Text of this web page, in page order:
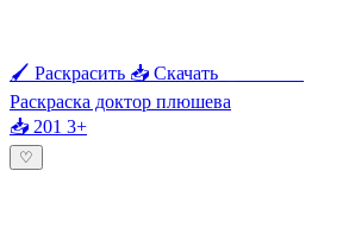
🖌 Раскрасить 📥 Скачать
Раскраска доктор плюшева
📥 201 3+
♡